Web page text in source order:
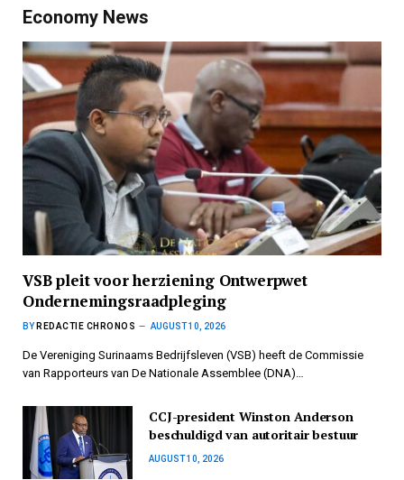
Economy News
VSB pleit voor herziening Ontwerpwet
Ondernemingsraadpleging
BY REDACTIE CHRONOS AUGUST 10, 2026
De Vereniging Surinaams Bedrijfsleven (VSB) heeft de Commissie
van Rapporteurs van De Nationale Assemblee (DNA)…
CCJ-president Winston Anderson
beschuldigd van autoritair bestuur
AUGUST 10, 2026